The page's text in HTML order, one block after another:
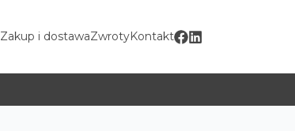
Zakup i dostawaZwrotyKontakt